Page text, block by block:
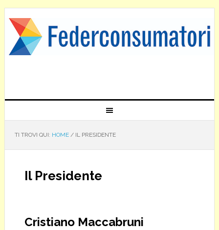
TI TROVI QUI: HOME /IL PRESIDENTE
Il Presidente
Cristiano Maccabruni